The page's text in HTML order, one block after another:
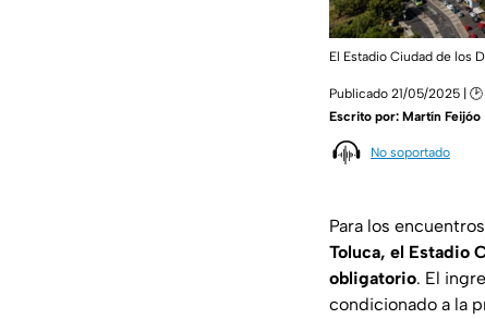
El Estadio Ciudad de los
Publicado 21/05/2025 |
Escrito por: Martín Feijóo
No soportado
Para los
Toluca, el Estadio
obligatorio. El
condicionado a la